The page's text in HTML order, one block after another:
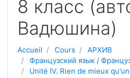
8 класс
Вадюшина)
Accueil Cours
АРХИВ
Французский язык /
Unité IV. Rien de mieux